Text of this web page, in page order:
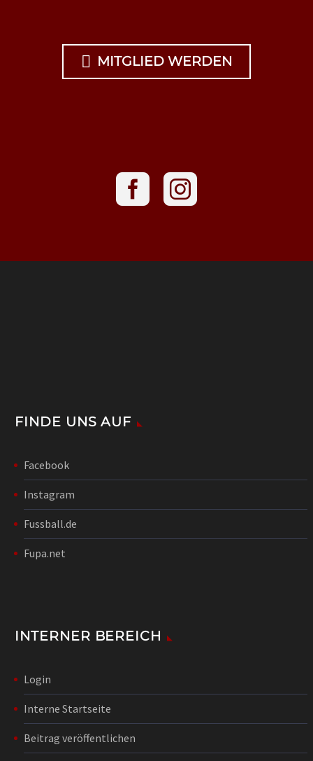
 MITGLIED WERDEN
FINDE UNS AUF
Facebook
Instagram
Fussball.de
Fupa.net
INTERNER BEREICH
Login
Interne Startseite
Beitrag veröffentlichen